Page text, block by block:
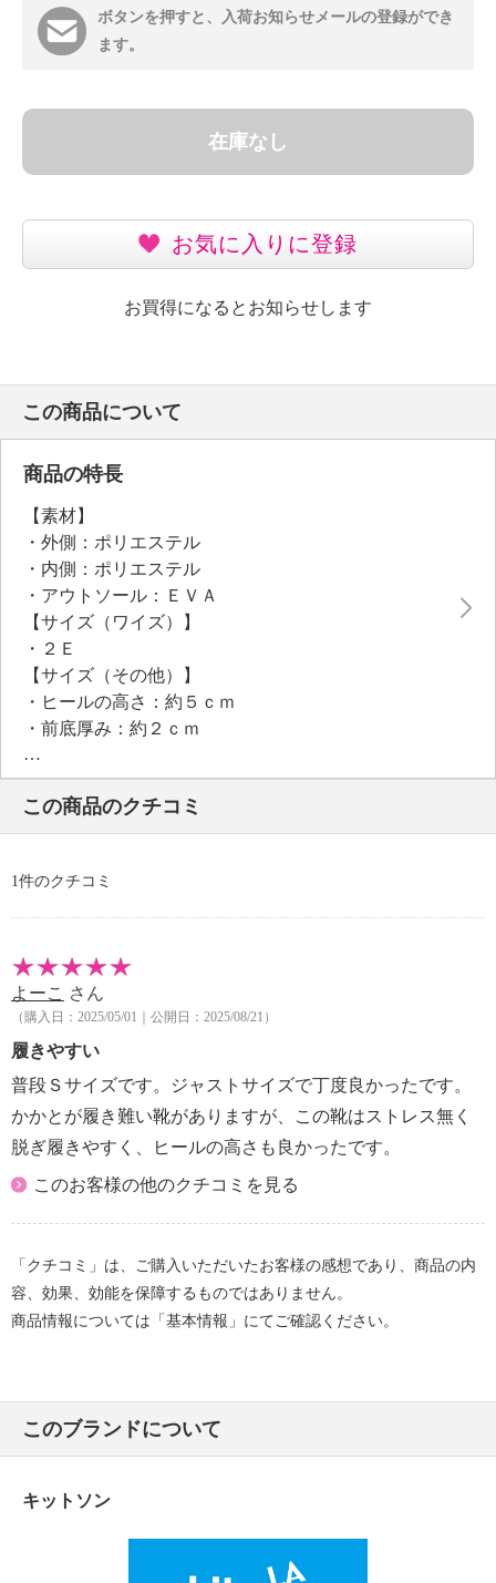
ボタンを押すと、入荷お知らせメールの登録ができ
ます。
在庫なし
お気に入りに登録
お買得になるとお知らせします
この商品について
商品の特長
【素材】
・外側：ポリエステル
・内側：ポリエステル
・アウトソール：ＥＶＡ
【サイズ（ワイズ）】
・２Ｅ
【サイズ（その他）】
・ヒールの高さ：約５ｃｍ
・前底厚み：約２ｃｍ
・前側着地点厚み：約３ｃｍ
・高低差：約２ｃｍ
【重さ】
・片足約１８０ｇ（サイズにより多少の差異あり）
・個体差あり
【原産国（地）】
【目安サイズ】
表記：Ｓ
対応サイズ：２３．０ｃｍ
表記：Ｍ
対応サイズ：２３．５ｃｍ
表記：Ｌ
表記：ＬＬ
対応サイズ：２４．５ｃｍ
この商品のクチコミ
1件のクチコミ
よーこ さん
（購入日：2025/05/01｜公開日：2025/08/21）
履きやすい
普段Ｓサイズです。ジャストサイズで丁度良かったです。
かかとが履き難い靴がありますが、この靴はストレス無く
脱ぎ履きやすく、ヒールの高さも良かったです。
このお客様の他のクチコミを見る
「クチコミ」は、ご購入いただいたお客様の感想であり、商品の内
容、効果、効能を保障するものではありません。
商品情報については「基本情報」にてご確認ください。
このブランドについて
キットソン